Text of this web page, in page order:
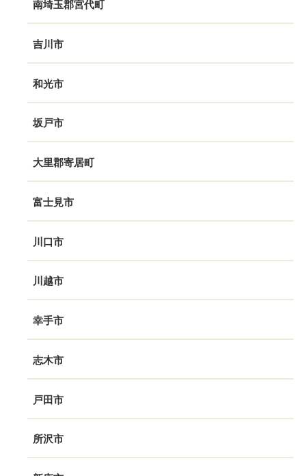
南埼玉郡宮代町
吉川市
和光市
坂戸市
大里郡寄居町
富士見市
川口市
川越市
幸手市
志木市
戸田市
所沢市